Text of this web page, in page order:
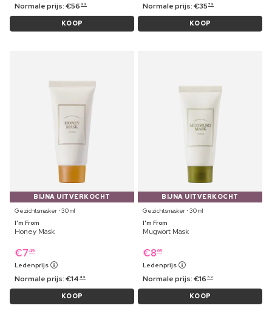
Normale prijs:€56 99
KOOP
Normale prijs:€35 79
KOOP
BIJNA UITVERKOCHT
Gezichtsmasker ⋅ 30 ml
I'm From
Honey Mask
€7 49
Ledenprijs
Normale prijs:€14 49
KOOP
BIJNA UITVERKOCHT
Gezichtsmasker ⋅ 30 ml
I'm From
Mugwort Mask
€8 69
Ledenprijs
Normale prijs:€16 69
KOOP